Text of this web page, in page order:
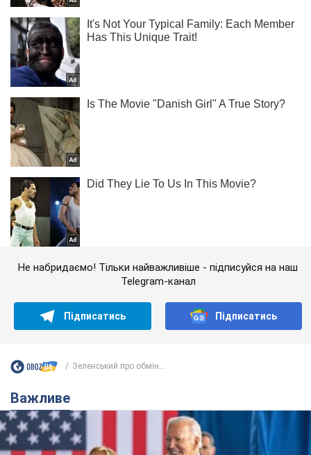
Не набридаємо! Тільки найважливіше - підписуйся на наш
Telegram-канал
Підписатись Підписатись
Зеленський про обмін...
Важливе